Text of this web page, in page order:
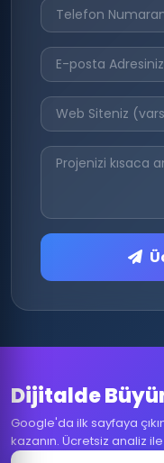
Dijitalde
Google'da ilk sayfaya
kazanın. Ücretsiz analiz